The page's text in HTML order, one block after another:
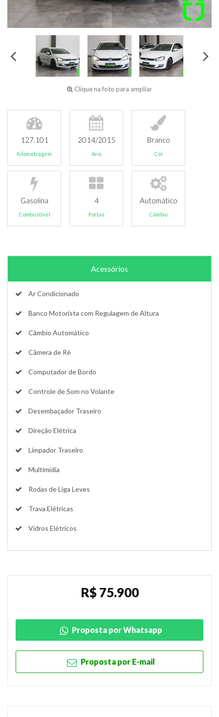
Clique na foto para ampliar
127.101
Kilometragem
2014/2015
Ano
Branco
Cor
Gasolina
Combustível
4
Portas
Automático
Câmbio
Acessórios
Ar Condicionado
Banco Motorista com Regulagem de Altura
Câmbio Automático
Câmera de Ré
Computador de Bordo
Controle de Som no Volante
Desembaçador Traseiro
Direção Elétrica
Limpador Traseiro
Multimídia
Rodas de Liga Leves
Trava Elétricas
Vidros Elétricos
R$ 75.900
Proposta por Whatsapp
Proposta por E-mail